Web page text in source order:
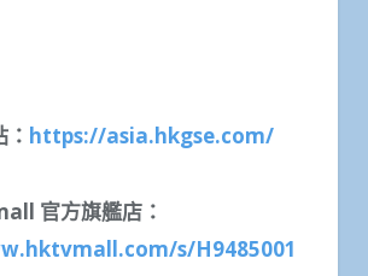
https://asia.hkgse.com/
官方旗艦店：
s/H9485001